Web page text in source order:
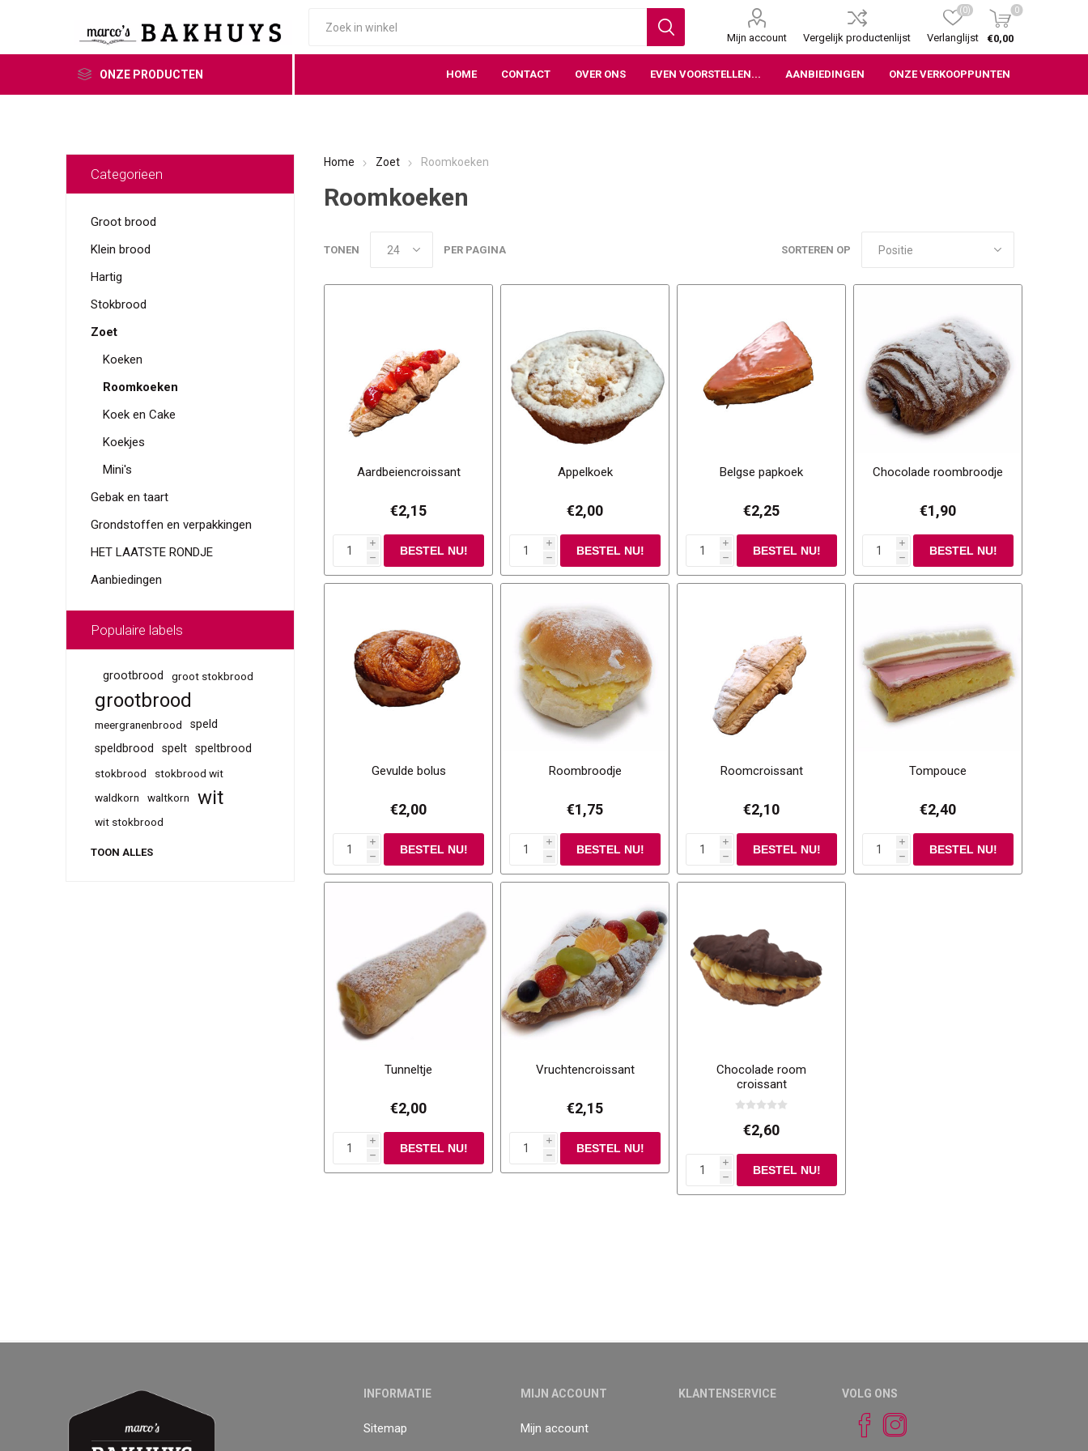
Mijn account Vergelijk productenlijst Verlanglijst
(0) 0
€0,00
ONZE PRODUCTEN HOME CONTACT OVER ONS EVEN VOORSTELLEN... AANBIEDINGEN ONZE VERKOOPPUNTEN
Home Zoet Roomkoeken
Roomkoeken
SORTEREN OP
TONEN PER PAGINA
Aardbeiencroissant
€2,15
i
h
Appelkoek
€2,00
i
h
Belgse papkoek
€2,25
i
h
Chocolade roombroodje
€1,90
i
h
Gevulde bolus
€2,00
i
h
Roombroodje
€1,75
i
h
Roomcroissant
€2,10
i
h
Tompouce
€2,40
i
h
Tunneltje
€2,00
i
h
Vruchtencroissant
€2,15
i
h
Chocolade room
croissant
€2,60
i
h
Categorieen
Groot brood
Klein brood
Hartig
Stokbrood
Zoet
Koeken
Roomkoeken
Koek en Cake
Koekjes
Mini's
Gebak en taart
Grondstoffen en verpakkingen
HET LAATSTE RONDJE
Aanbiedingen
Populaire labels
grootbrood groot stokbrood
grootbrood
meergranenbrood
speld
speldbrood
spelt speltbrood
stokbrood
stokbrood wit
waldkorn
waltkorn wit
wit stokbrood
TOON ALLES
INFORMATIE
Sitemap
MIJN ACCOUNT
Mijn account
KLANTENSERVICE VOLG ONS